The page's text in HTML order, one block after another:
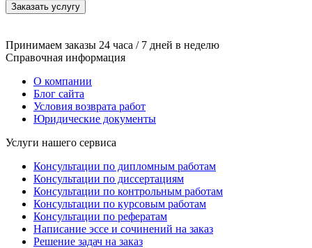
Заказать услугу
Принимаем заказы 24 часа / 7 дней в неделю
Справочная информация
О компании
Блог сайта
Условия возврата работ
Юридические документы
Услуги нашего сервиса
Консультации по дипломным работам
Консультации по диссертациям
Консультации по контрольным работам
Консультации по курсовым работам
Консультации по рефератам
Написание эссе и сочинений на заказ
Решение задач на заказ